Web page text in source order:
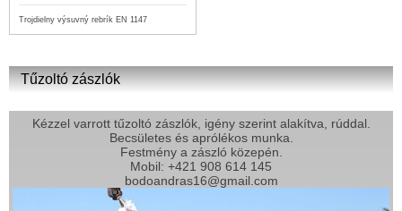
Tűzoltó zászlók
Kézzel varrott tűzoltó zászlók, igény szerint alakítva, rúddal.
Becsületes és aprólékos munka.
Festmény a zászló közepén.
Mobil: +421 908 614 145
bodoandras16@gmail.com
Trojdielny výsuvný rebrík EN 1147